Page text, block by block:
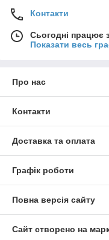
Контакти
Сьогодні працює
Показати весь
Про нас
Контакти
Доставка та оплата
Графік роботи
Повна версія сайту
Сайт створено на